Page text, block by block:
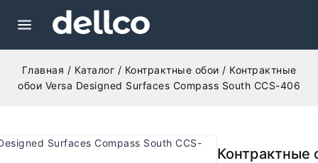
Главная / Каталог / Контрактные обои / Контрактные
обои Versa Designed Surfaces Compass South CCS-406
Контрактные